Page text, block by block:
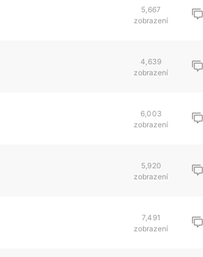
5,667
zobrazení
4,639
zobrazení
6,003
zobrazení
5,920
zobrazení
7,491
zobrazení